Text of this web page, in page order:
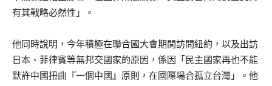
有其戰略必然性」。
他同時說明，今年積極在聯合國大會期間訪問紐約，以及出訪
日本、菲律賓等無邦交國家的原因，係因「民主國家再也不能
默許中國扭曲『一個中國』原則，在國際場合孤立台灣」。他